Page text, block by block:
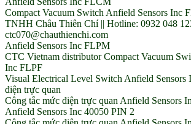
Compact Vacuum Switch Anfield Sensors Inc
TNHH Châu Thiên Chí || Hotline: 0932 048
ctc070@chauthienchi.com
Anfield Sensors Inc FLPM
CTC Vietnam distributor Compact Vacuum
Inc FLPF
Visual Electrical Level Switch Anfield Sensors
điện trực quan
Công tắc mức điện trực quan Anfield Sensors
Anfield Sensors Inc 40050 PIN 2